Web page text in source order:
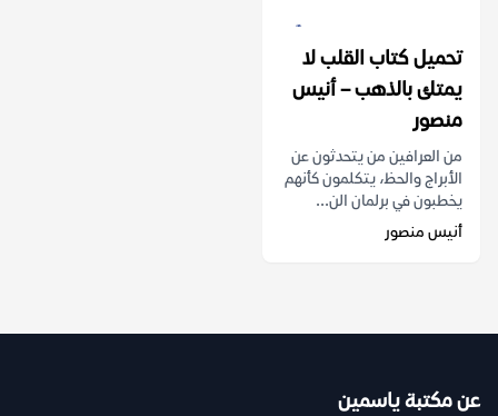
تحميل كتاب القلب لا
يمتلئ بالذهب – أنيس
منصور
من العرافين من يتحدثون عن
الأبراج والحظ، يتكلمون كأنهم
يخطبون في برلمان الن...
أنيس منصور
عن مكتبة ياسمين